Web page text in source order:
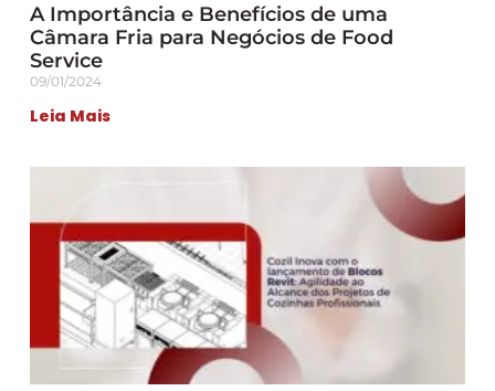
A Importância e Benefícios de uma
Câmara Fria para Negócios de Food
Service
09/01/2024
Leia Mais